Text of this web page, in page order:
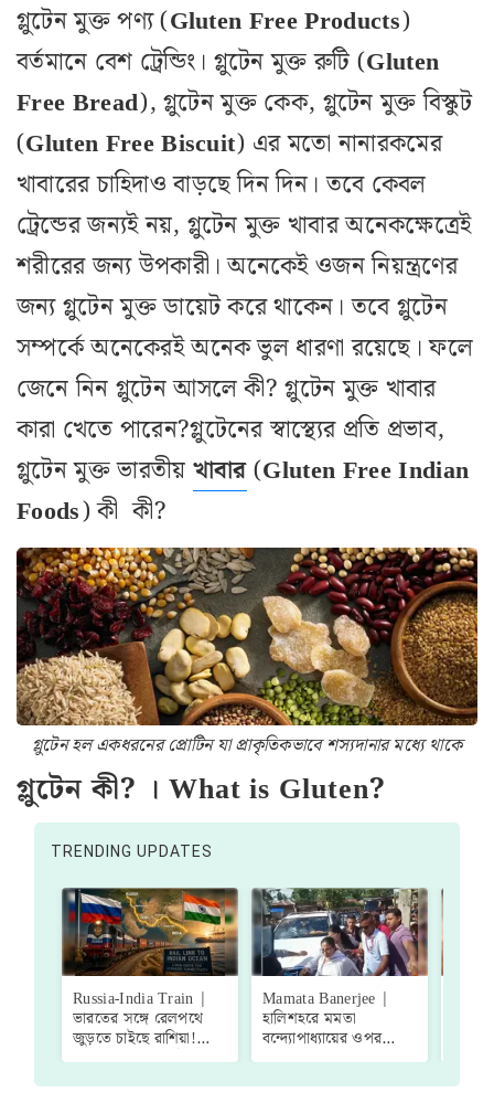
গ্লুটেন মুক্ত পণ্য (Gluten Free Products)
বর্তমানে বেশ ট্রেন্ডিং। গ্লুটেন মুক্ত রুটি (Gluten
Free Bread), গ্লুটেন মুক্ত কেক, গ্লুটেন মুক্ত বিস্কুট
(Gluten FreeBiscuit) এর মতো নানারকমের
খাবারের চাহিদাও বাড়ছে দিন দিন। তবে কেবল
ট্রেন্ডের জন্যই নয়, গ্লুটেন মুক্ত খাবার অনেকক্ষেত্রেই
শরীরের জন্য উপকারী। অনেকেই ওজন নিয়ন্ত্রণের
জন্য গ্লুটেন মুক্ত ডায়েট করে থাকেন। তবে গ্লুটেন
সম্পর্কে অনেকেরই অনেক ভুল ধারণা রয়েছে। ফলে
জেনে নিন গ্লুটেন আসলে কী? গ্লুটেন মুক্ত খাবার
কারা খেতে পারেন?গ্লুটেনের স্বাস্থ্যের প্রতি প্রভাব,
গ্লুটেন মুক্ত ভারতীয়খাবার(Gluten FreeIndian
Foods) কী কী?
গ্লুটেন হল একধরনের প্রোটিন যা প্রাকৃতিকভাবে শস‌্যদানার মধ্যে থাকে
গ্লুটেন কী? । What is Gluten?
TRENDING UPDATES
Russia-India Train |
ভারতের সঙ্গে রেলপথে
জুড়তে চাইছে রাশিয়া!
কোন রুটে চলবে ট্রেন?
Mamata Banerjee |
হালিশহরে মমতা
বন্দ্যোপাধ্যায়ের ওপর
হামলা! প্রতিবাদে সোমবার